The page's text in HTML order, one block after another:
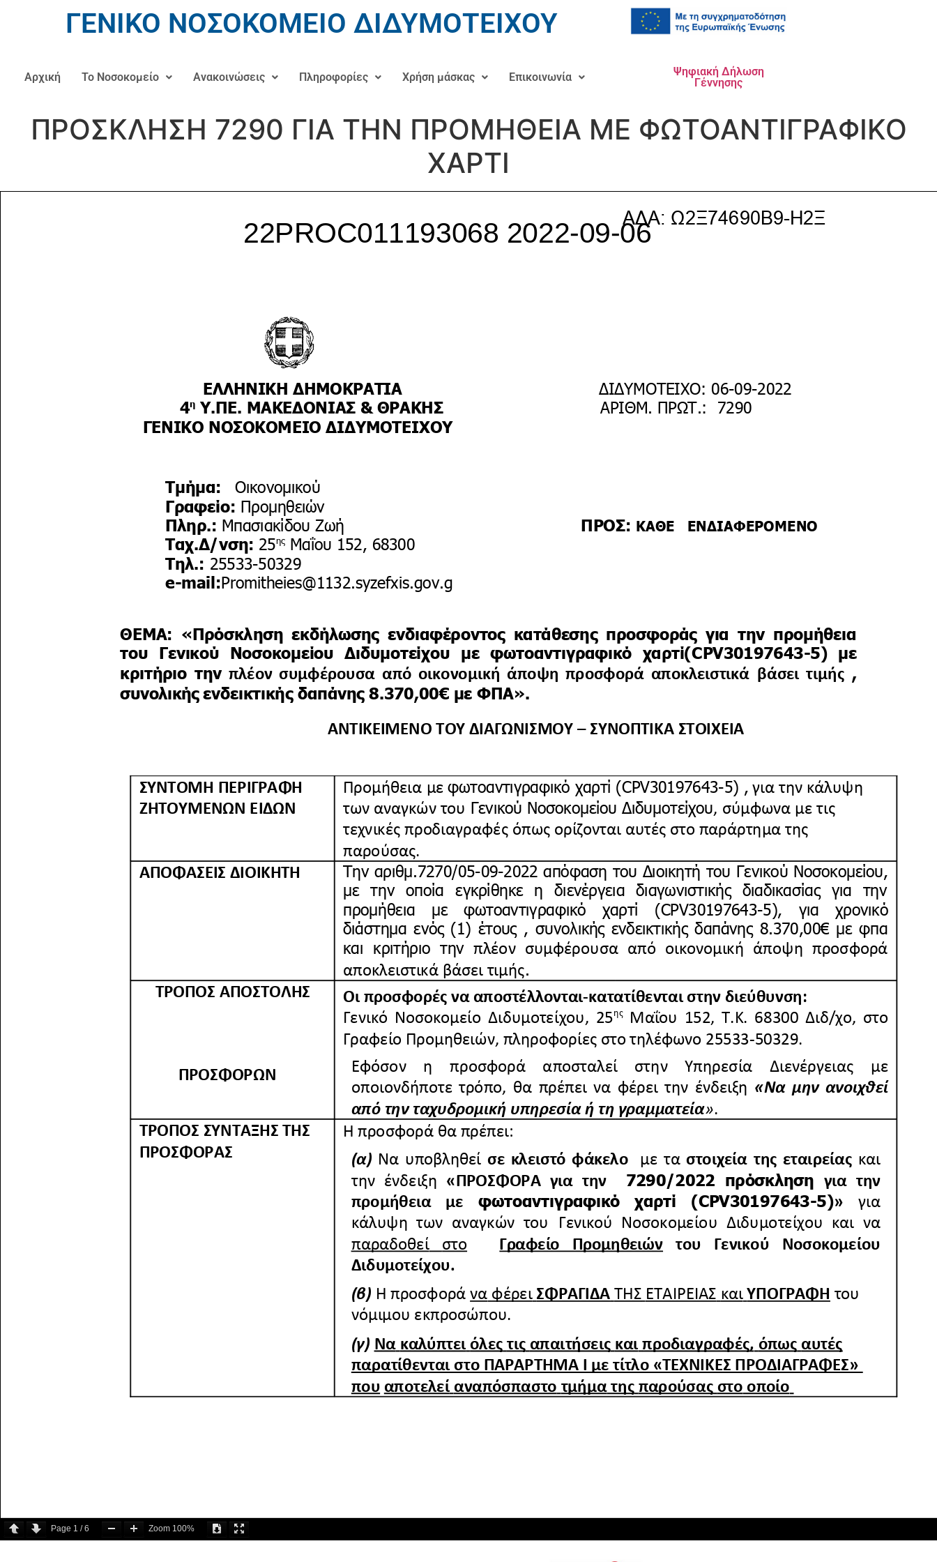
ΓΕΝΙΚΟ ΝΟΣΟΚΟΜΕΙΟ ΔΙΔΥΜΟΤΕΙΧΟΥ
Αρχική Το Νοσοκομείο Ανακοινώσεις Πληροφορίες Χρήση μάσκας Επικοινωνία
Ψηφιακή Δήλωση
Γέννησης
ΠΡΟΣΚΛΗΣΗ 7290 ΓΙΑ ΤΗΝ ΠΡΟΜΗΘΕΙΑ ΜΕ ΦΩΤΟΑΝΤΙΓΡΑΦΙΚΟ
ΧΑΡΤΙ
Page 1 /6 Zoom 100%